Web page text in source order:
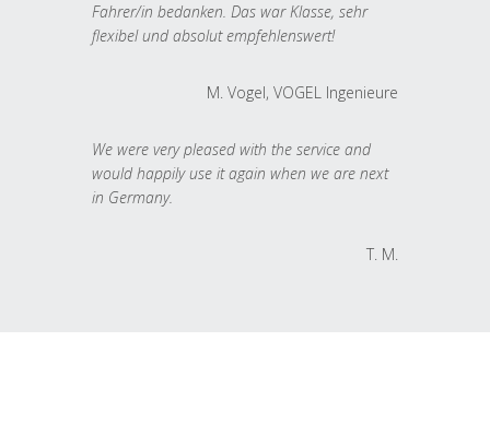
Fahrer/in bedanken. Das war Klasse, sehr
flexibel und absolut empfehlenswert!
M. Vogel, VOGEL Ingenieure
We were very pleased with the service and
would happily use it again when we are next
in Germany.
T. M.